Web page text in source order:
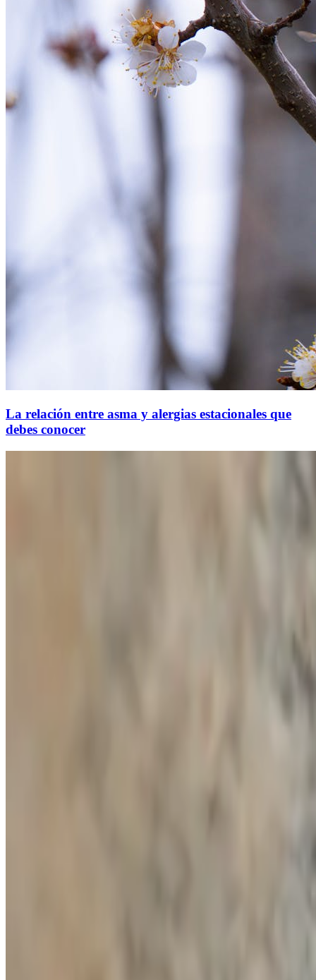
La relación entre asma y alergias estacionales que
debes conocer